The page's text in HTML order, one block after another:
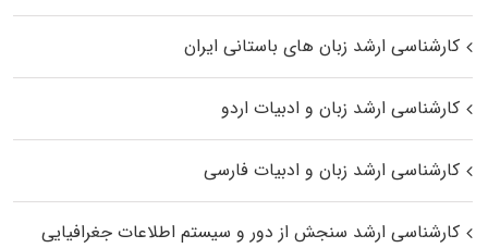
کارشناسی ارشد زبان‌ های باستانی ایران
کارشناسی ارشد زبان و ادبیات اردو
کارشناسی ارشد زبان و ادبیات فارسی
کارشناسی ارشد سنجش از دور و سیستم اطلاعات جغرافیایی